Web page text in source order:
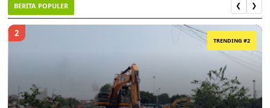
BERITA POPULER ❮ ❯
2
TRENDING #2